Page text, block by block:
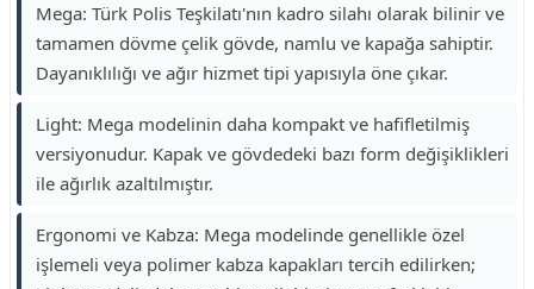
Mega: Türk Polis Teşkilatı'nın kadro silahı olarak bilinir ve
tamamen dövme çelik gövde, namlu ve kapağa sahiptir.
Dayanıklılığı ve ağır hizmet tipi yapısıyla öne çıkar.
Light: Mega modelinin daha kompakt ve hafifletilmiş
versiyonudur. Kapak ve gövdedeki bazı form değişiklikleri
ile ağırlık azaltılmıştır.
Ergonomi ve Kabza: Mega modelinde genellikle özel
işlemeli veya polimer kabza kapakları tercih edilirken;